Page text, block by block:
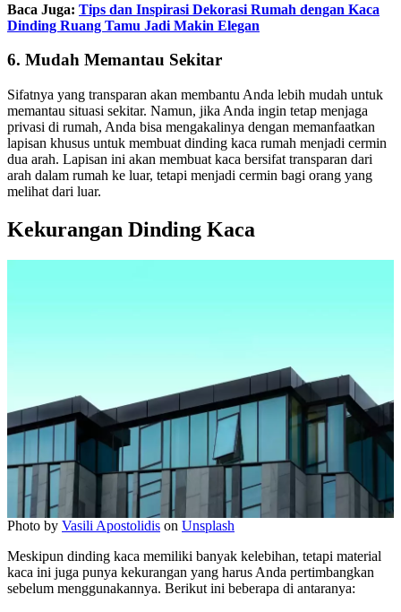
Baca Juga: Tips dan Inspirasi Dekorasi Rumah dengan Kaca
Dinding Ruang Tamu Jadi Makin Elegan
6. Mudah Memantau Sekitar
Sifatnya yang transparan akan membantu Anda lebih mudah untuk
memantau situasi sekitar. Namun, jika Anda ingin tetap menjaga
privasi di rumah, Anda bisa mengakalinya dengan memanfaatkan
lapisan khusus untuk membuat dinding kaca rumah menjadi cermin
dua arah. Lapisan ini akan membuat kaca bersifat transparan dari
arah dalam rumah ke luar, tetapi menjadi cermin bagi orang yang
melihat dari luar.
Kekurangan Dinding Kaca
Photo by Vasili Apostolidis on Unsplash
Meskipun dinding kaca memiliki banyak kelebihan, tetapi material
kaca ini juga punya kekurangan yang harus Anda pertimbangkan
sebelum menggunakannya. Berikut ini beberapa di antaranya: